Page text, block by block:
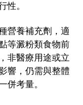
性。
營養補充劑，適
等澱粉類食物前
非醫療用途或立
響，仍需與整體
併考量。